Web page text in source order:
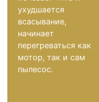
ухудшается
всасывание,
начинает
перегреваться как
мотор, так и сам
пылесос.